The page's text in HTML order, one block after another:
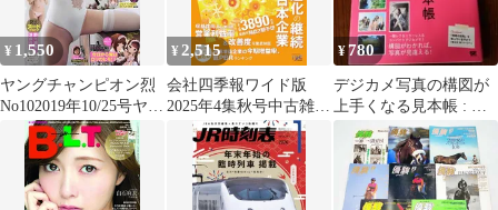
¥ 1,550
ヤングチャンピオン烈
No102019年10/25号ヤン
グチャンピオン増刊中
古雑誌■d8558-20010-B-
¥ 2,515
会社四季報ワイド版
2025年4集秋号中古雑誌
■d8520-20005-A-02-2
¥780
デジカメ写真の構図が
上手くなる見本帳 : 構
図の基本&シーン別サ
ンプル137